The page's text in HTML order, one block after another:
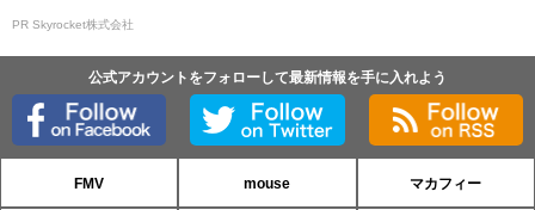
PR Skyrocket株式会社
公式アカウントをフォローして最新情報を手に入れよう
FMV mouse マカフィー